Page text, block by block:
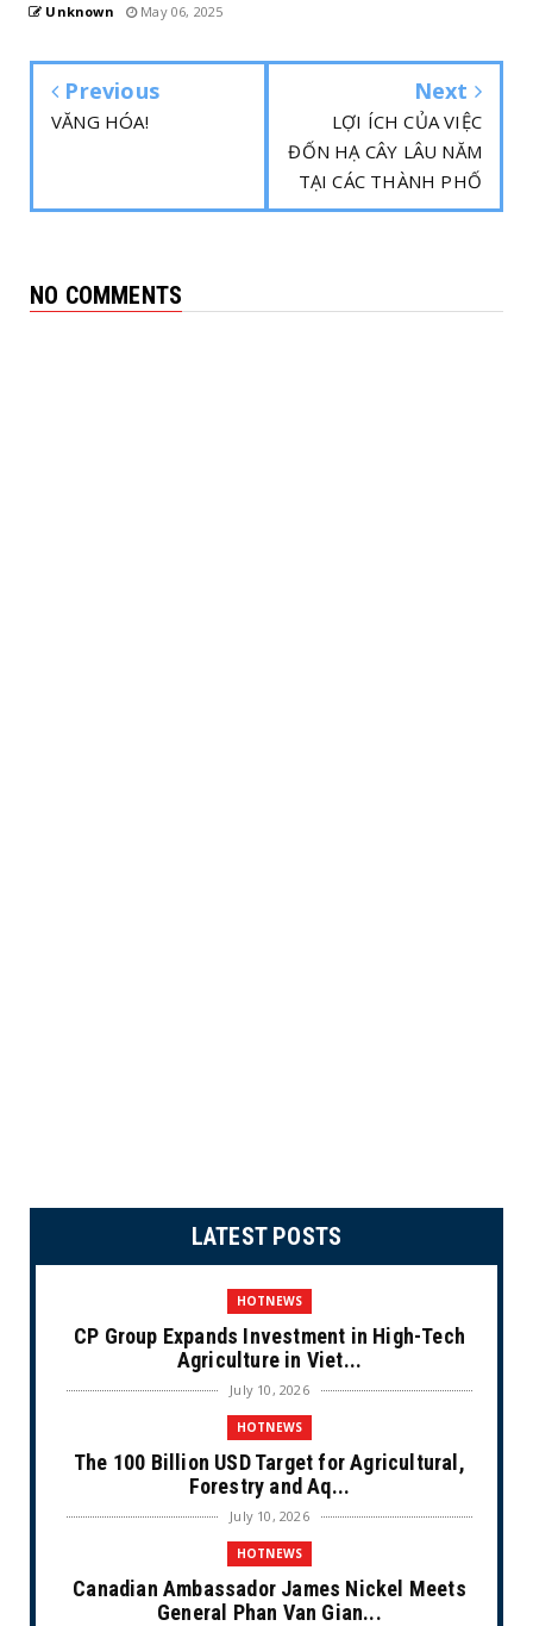
Unknown May 06, 2025
Previous
VĂNG HÓA!
Next
LỢI ÍCH CỦA VIỆC
ĐỐN HẠ CÂY LÂU NĂM
TẠI CÁC THÀNH PHỐ
NO COMMENTS
LATEST POSTS
HOTNEWS
CP Group Expands Investment in High-Tech
Agriculture in Viet...
July 10, 2026
HOTNEWS
The 100 Billion USD Target for Agricultural,
Forestry and Aq...
July 10, 2026
HOTNEWS
Canadian Ambassador James Nickel Meets
General Phan Van Gian...